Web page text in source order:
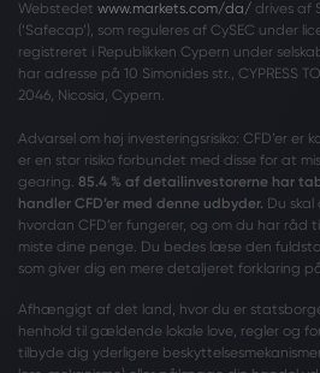
Webstedet www.markets.com/da/ drives af
(‘Safecap’), som reguleres af CySEC under
registreret i Republikken Cypern under
har adresse på 10 Simonides str., CYPRESS
2046, Nicosia, Cypern.
Advarsel om høj investeringsrisiko: CFD’er er
er en stor risiko forbundet med disse for at
gearing. 85.4 % af detailinvestorerne har
handler CFD’er med denne udbyder. Du skal
hvordan CFD’er fungerer, og om du har råd
miste dine penge. Du bedes læse den
som giver dig en mere detaljeret forklaring
Afhængigt af det land, hvor du er
henhold til gældende lokale love, regler og
tilbyde dig yderligere